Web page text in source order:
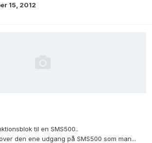
15, 2012
til en SMS500..
den ene udgang på SMS500 som man...